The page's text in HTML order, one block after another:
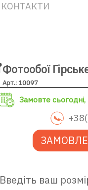
КОНТАКТИ
Фотообої
Арт.: 10097
Замовте
Введіть ваш